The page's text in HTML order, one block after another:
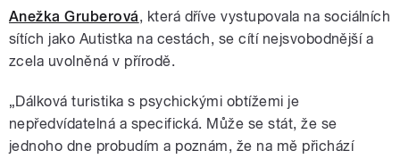
Anežka Gruberová, která dříve vystupovala na sociálních
sítích jako Autistka na cestách, se cítí nejsvobodnější a
zcela uvolněná v přírodě.
„Dálková turistika s psychickými obtížemi je
nepředvídatelná a specifická. Může se stát, že se
jednoho dne probudím a poznám, že na mě přichází